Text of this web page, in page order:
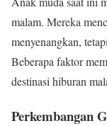
malam. Mereka
menyenangkan,
Beberapa faktor
destinasi hiburan
Perkembangan